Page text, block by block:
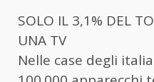
SOLO IL 3,1% DEL
UNA TV
Nelle case degli